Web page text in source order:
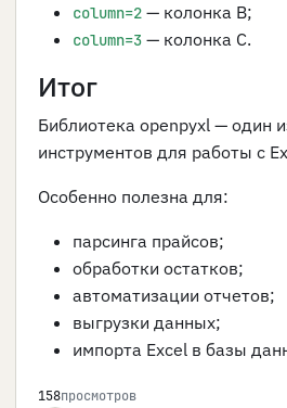
column=2 — колонка B;
column=3 — колонка C.
Итог
Библиотека openpyxl — один
инструментов для работы с
Особенно полезна для:
парсинга прайсов;
обработки остатков;
автоматизации отчетов;
выгрузки данных;
импорта Excel в базы
158просмотров